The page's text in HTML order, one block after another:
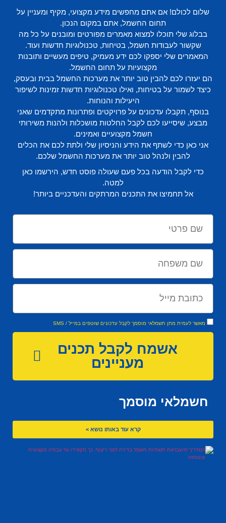
שלום לכולם! אם אתם מחפשים מידע מקצועי, מקיף ומעניין על
תחום החשמל, אתם במקום הנכון.
בבלוג שלי תוכלו למצוא מאמרים מפורטים ומובנים על כל מה
שקשור לעבודות חשמל, בטיחות, טכנולוגיות חדשות ועוד.
המאמרים שלי יספקו לכם ידע מעמיק, טיפים מעשיים ותובנות
מקצועיות על תחום החשמל.
הם יעזרו לכם להבין טוב יותר את מערכות החשמל בבית ובעסק,
כיצד לשמור על בטיחות, ואילו טכנולוגיות חדשות זמינות לשיפור
היעילות והנוחות.
בנוסף, תקבלו עדכונים על פרויקטים ופתרונות מתקדמים שאני
מבצע, שיסייעו לכם לקבל החלטות מושכלות ולהנות משירותי
חשמל מקצועיים ואמינים.
אני כאן כדי לשתף את הידע והניסיון שלי ולתת לכם את הכלים
להבין ולנהל טוב יותר את מערכות החשמל שלכם.
כדי לקבל הודעה בכל פעם שעולה פוסט חדש, הירשמו כאן
למטה.
אל תחמיצו את התכנים המרתקים והעדכניים ביותר!
מאשר לעמית מתן חשמלאי מוסמך לקבל עדכונים שוטפים במייל / SMS
אשמח לקבל תכנים
מעניינים
חשמלאי מוסמך
קרא עוד באותו נושא >